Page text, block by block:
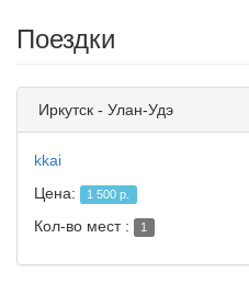
Поездки
Иркутск - Улан-Удэ
kkai
Цена:
1 500 р.
Кол-во мест : 1